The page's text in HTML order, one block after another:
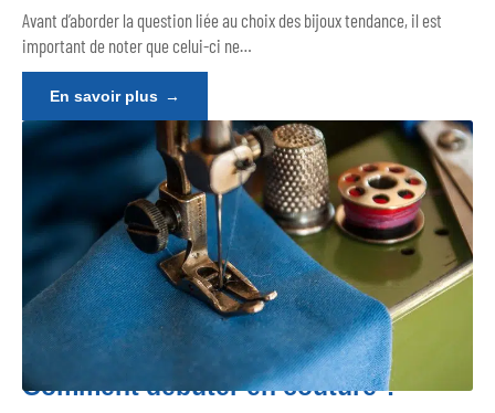
Avant d’aborder la question liée au choix des bijoux tendance, il est
important de noter que celui-ci ne…
En savoir plus
Comment débuter en couture ?